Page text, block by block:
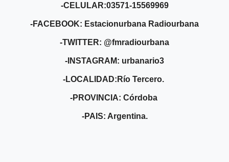
-CELULAR:03571-15569969
-FACEBOOK: Estacionurbana Radiourbana
-TWITTER: @fmradiourbana
-INSTAGRAM: urbanario3
-LOCALIDAD:Río Tercero.
-PROVINCIA: Córdoba
-PAIS: Argentina.